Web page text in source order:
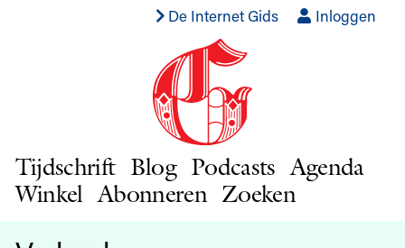
De Internet Gids Inloggen
Tijdschrift Blog Podcasts Agenda
Winkel Abonneren Zoeken